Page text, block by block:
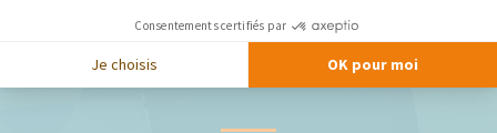
Consentements certifiés par
Je choisis OK pour moi